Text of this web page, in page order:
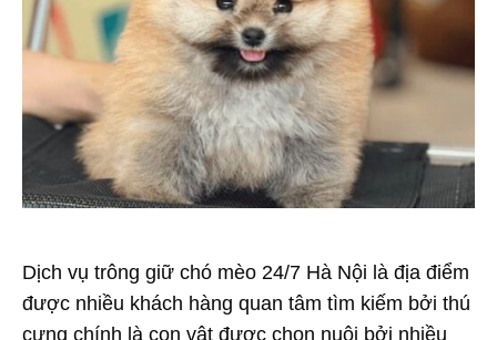
Dịch vụ trông giữ chó mèo 24/7 Hà Nội là địa điểm
được nhiều khách hàng quan tâm tìm kiếm bởi thú
cưng chính là con vật được chọn nuôi bởi nhiều